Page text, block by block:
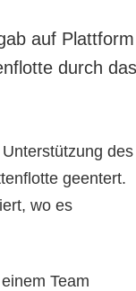
auf Plattform
durch das
des
geentert.
wo es
Team